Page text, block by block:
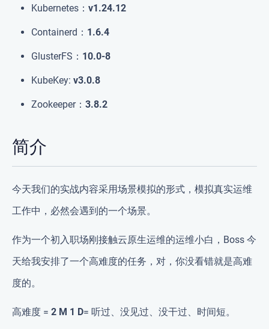
Kubernetes： v1.24.12
Containerd： 1.6.4
GlusterFS： 10.0-8
KubeKey: v3.0.8
Zookeeper： 3.8.2
简介
今天我们的实战内容采用场景模拟的形式，模拟真实运维
工作中， 必然会遇到的一个场景。
作为一个初入职场刚接触云原生运维的运维小白，Boss 今
天给我安排了一个高难度的任务，对，你没看错就是高难
度的。
高难度 = 2 M 1 D= 听过、没见过、没干过、时间短。